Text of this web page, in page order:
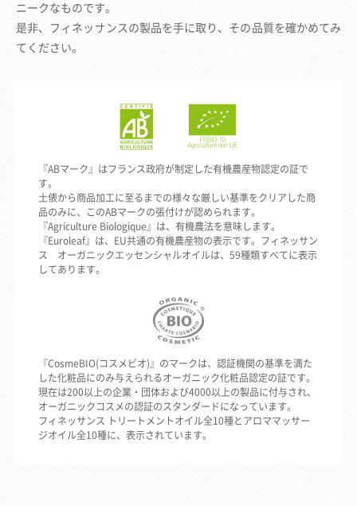
ニークなものです。
是非、フィネッサンスの製品を手に取り、その品質を確かめてみ
てください。
『ABマーク』はフランス政府が制定した有機農産物認定の証で
す。
土俵から商品加工に至るまでの様々な厳しい基準をクリアした商
品のみに、このABマークの張付けが認められます。
『Agriculture Biologique』は、有機農法を意味します。
『Euroleaf』は、EU共通の有機農産物の表示です。フィネッサン
ス オーガニックエッセンシャルオイルは、59種類すべてに表示
してあります。
『CosmeBIO(コスメビオ)』のマークは、認証機関の基準を満た
した化粧品にのみ与えられるオーガニック化粧品認定の証です。
現在は200以上の企業・団体および4000以上の製品に付与され、
オーガニックコスメの認証のスタンダードになっています。
フィネッサンス トリートメントオイル全10種とアロママッサー
ジオイル全10種に、表示されています。